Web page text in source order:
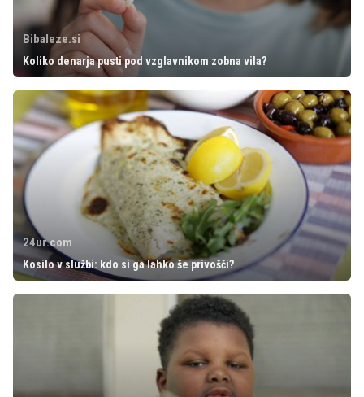
Bibaleze.si
Koliko denarja pusti pod vzglavnikom zobna vila?
24ur.com
Kosilo v službi: kdo si ga lahko še privošči?